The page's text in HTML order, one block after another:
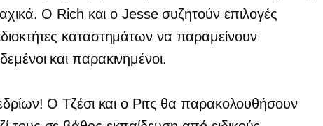
Ο Rich και ο Jesse συζητούν επιλογές
καταστημάτων να παραμείνουν
και παρακινημένοι.
Ο Τζέσι και ο Ριτς θα παρακολουθήσουν